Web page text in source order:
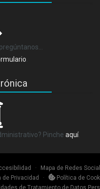
Pinche aquí.
·
Mapa de Redes
Privacidad ·
Política de
de Tratamiento de Datos